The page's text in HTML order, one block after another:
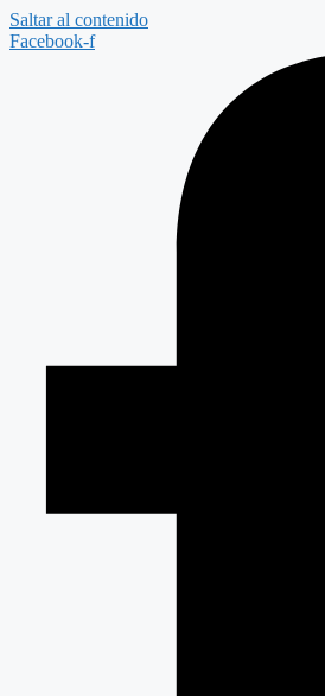
Saltar al contenido
Facebook-f